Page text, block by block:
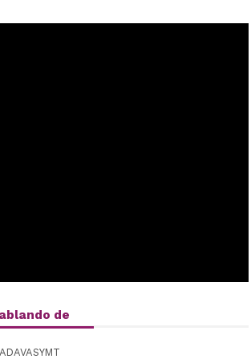
de
ADAVASYMT